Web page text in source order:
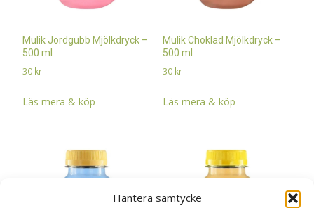
Hantera samtycke
Mulik Jordgubb Mjölkdryck –
500 ml
30 kr
Läs mera & köp
Mulik Choklad Mjölkdryck –
500 ml
30 kr
Läs mera & köp